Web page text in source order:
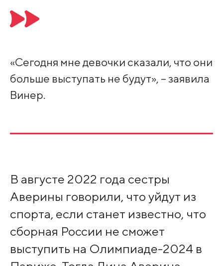
«Сегодня мне девочки сказали, что они
больше выступать не будут», – заявила
Винер.
В августе 2022 года сестры
Аверины говорили, что уйдут из
спорта, если станет известно, что
сборная России не сможет
выступить на Олимпиаде-2024 в